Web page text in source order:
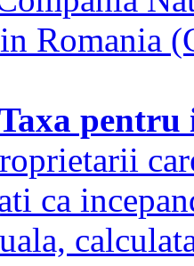
Romania
pentru
ca